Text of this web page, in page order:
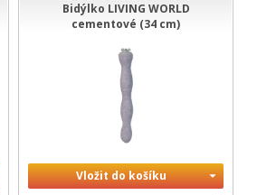
Bidýlko LIVING WORLD
cementové (34 cm)
Vložit do košíku